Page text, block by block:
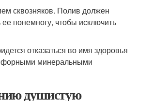
сквозняков. Полив должен
понемногу, чтобы исключить
отказаться во имя здоровья
минеральными
душистую